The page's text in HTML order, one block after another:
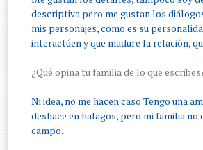
descriptiva pero me gustan los
mis personajes, como es su
interactúen y que madure la relación,
¿Qué opina tu familia de lo que
Ni idea, no me hacen caso Tengo una
deshace en halagos, pero mi familia no
campo.